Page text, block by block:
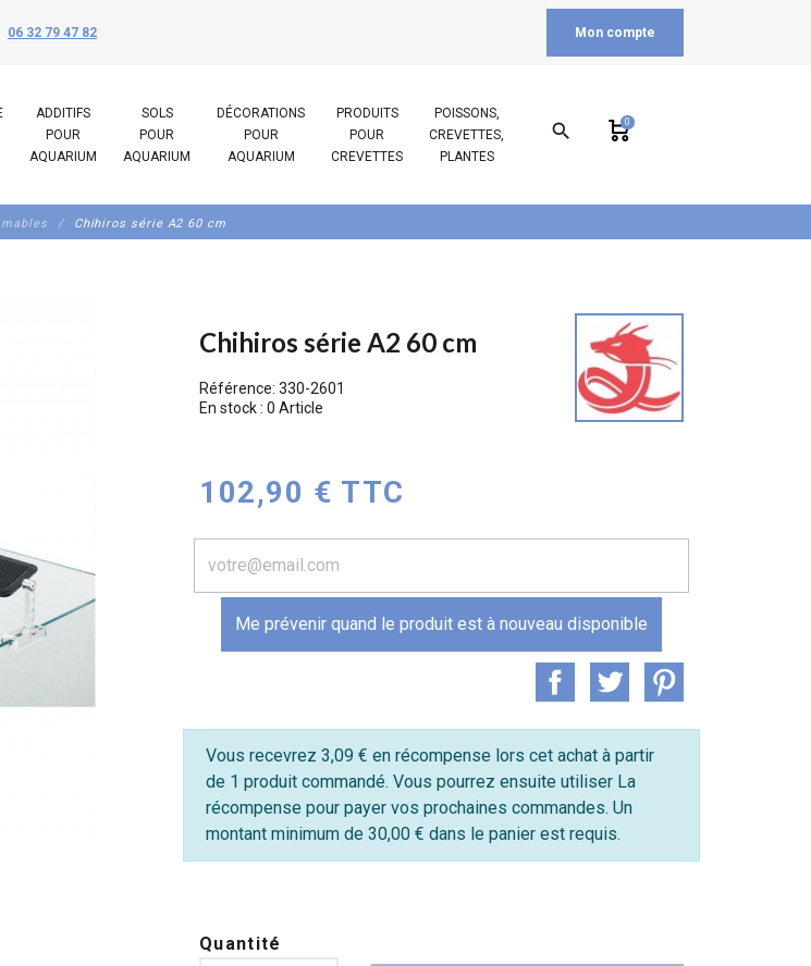
06 32 79 47 82 Mon compte
ADDITIFS
POUR
AQUARIUM
SOLS
POUR
AQUARIUM
DÉCORATIONS
POUR
AQUARIUM
PRODUITS
POUR
CREVETTES
POISSONS,
CREVETTES,
PLANTES
search 0
Chihiros série A2 60 cm
Chihiros série A2 60 cm
Référence: 330-2601
En stock : 0 Article
102,90 € TTC
Me prévenir quand le produit est à nouveau disponible
Vous recevrez 3,09 € en récompense lors cet achat à partir
de 1 produit commandé. Vous pourrez ensuite utiliser La
récompense pour payer vos prochaines commandes. Un
montant minimum de 30,00 € dans le panier est requis.
Quantité